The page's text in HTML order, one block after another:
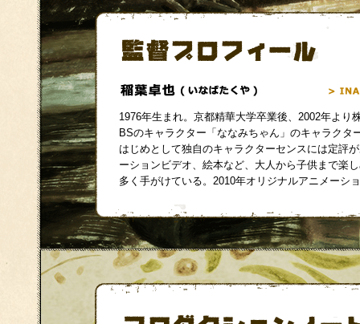
1976年生まれ。京都精華大学卒業後、2002年より
BSのキャラクター「ななみちゃん」のキャラクタ
はじめとして独自のキャラクターセンスには定評
ーションビデオ、絵本など、大人から子供まで楽
多く手がけている。2010年オリジナルアニメーシ